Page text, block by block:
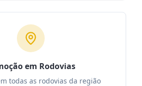
em Rodovias
todas as rodovias da região